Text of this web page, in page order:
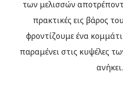
των μελισσών
πρακτικές εις βάρος
φροντίζουμε ένα
παραμένει στις κυψέλες
ανήκει.